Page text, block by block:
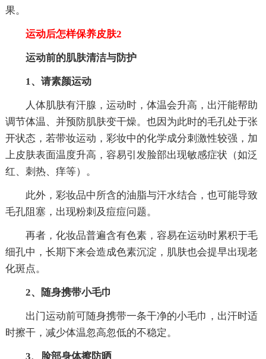
果。
运动后怎样保养皮肤2
运动前的肌肤清洁与防护
1、请素颜运动
人体肌肤有汗腺，运动时，体温会升高，出汗能帮助
调节体温、并预防肌肤变干燥。也因为此时的毛孔处于张
开状态，若带妆运动，彩妆中的化学成分刺激性较强，加
上皮肤表面温度升高，容易引发脸部出现敏感症状（如泛
红、刺热、痒等）。
此外，彩妆品中所含的油脂与汗水结合，也可能导致
毛孔阻塞，出现粉刺及痘痘问题。
再者，化妆品普遍含有色素，容易在运动时累积于毛
细孔中，长期下来会造成色素沉淀，肌肤也会提早出现老
化斑点。
2、随身携带小毛巾
出门运动前可随身携带一条干净的小毛巾，出汗时适
时擦干，减少体温忽高忽低的不稳定。
3、脸部身体擦防晒